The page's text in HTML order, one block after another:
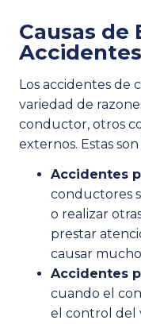
Causas de
Accidentes
Los accidentes de
variedad de
conductor, otros
externos. Estas
Accidentes
conductores
o realizar
prestar
causar
Accidentes
cuando el
el control del